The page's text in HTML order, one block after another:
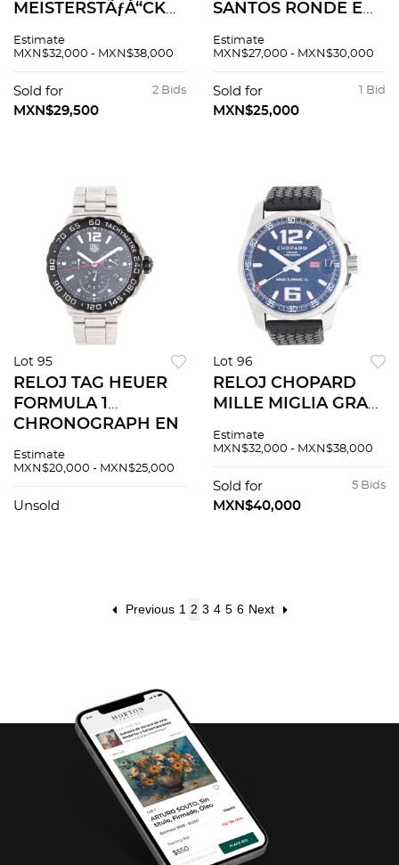
MEISTERSTÃƒÅ“CK
RESERVE EN ACERO
Movimiento:
automÃƒÂ¡tico.
Estimate
MXN$32,000 - MXN$38,000
2 Bids
Sold for
MXN$29,500
SANTOS RONDE EN
Movimiento:
Estimate
MXN$27,000 - MXN$30,000
1 Bid
Sold for
MXN$25,000
Lot 95
RELOJ TAG HEUER
FORMULA 1
CHRONOGRAPH EN
Movimiento: cuarzo.
Estimate
MXN$20,000 - MXN$25,000
Unsold
Lot 96
RELOJ CHOPARD
MILLE MIGLIA GRAN
ACERO REF. 8997
automÃƒÂ¡tico.
Estimate
MXN$32,000 - MXN$38,000
5 Bids
Sold for
MXN$40,000
Previous 1 2 3 4 5 6 Next